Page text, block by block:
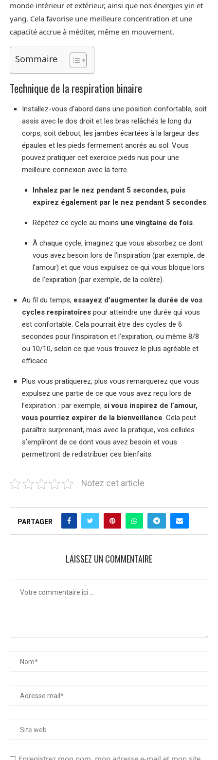
monde intérieur et extérieur, ainsi que nos énergies yin et
yang. Cela favorise une meilleure concentration et une
capacité accrue à méditer, même en mouvement.
Sommaire
Technique de la respiration binaire
Installez-vous d’abord dans une position confortable, soit
assis avec le dos droit et les bras relâchés le long du
corps, soit debout, les jambes écartées à la largeur des
épaules et les pieds fermement ancrés au sol. Vous
pouvez pratiquer cet exercice pieds nus pour une
meilleure connexion avec la terre.
Inhalez par le nez pendant 5 secondes, puis
expirez également par le nez pendant 5 secondes.
Répétez ce cycle au moins une vingtaine de fois.
À chaque cycle, imaginez que vous absorbez ce dont
vous avez besoin lors de l’inspiration (par exemple, de
l’amour) et que vous expulsez ce qui vous bloque lors
de l’expiration (par exemple, de la colère).
Au fil du temps, essayez d’augmenter la durée de vos
cycles respiratoires pour atteindre une durée qui vous
est confortable. Cela pourrait être des cycles de 6
secondes pour l’inspiration et l’expiration, ou même 8/8
ou 10/10, selon ce que vous trouvez le plus agréable et
efficace.
Plus vous pratiquerez, plus vous remarquerez que vous
expulsez une partie de ce que vous avez reçu lors de
l’expiration : par exemple, si vous inspirez de l’amour,
vous pourriez expirer de la bienveillance. Cela peut
paraître surprenant, mais avec la pratique, vos cellules
s’empliront de ce dont vous avez besoin et vous
permettront de redistribuer ces bienfaits.
Notez cet article
PARTAGER
LAISSEZ UN COMMENTAIRE